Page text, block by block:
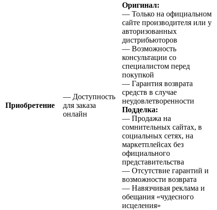
Приобретение
— Доступность
для заказа
онлайн
Оригинал:
— Только на официальном
сайте производителя или у
авторизованных
дистрибьюторов
— Возможность
консультации со
специалистом перед
покупкой
— Гарантия возврата
средств в случае
неудовлетворенности
Подделка:
— Продажа на
сомнительных сайтах, в
социальных сетях, на
маркетплейсах без
официального
представительства
— Отсутствие гарантий и
возможности возврата
— Навязчивая реклама и
обещания «чудесного
исцеления»